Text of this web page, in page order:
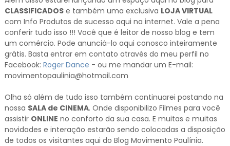
CLASSIFICADOSe também uma exclusiva LOJA VIRTUAL
com Info Produtos de sucesso aqui na internet. Vale a pena
conferir tudo isso !!! Você que é leitor de nosso blog e tem
um comércio. Pode anunciá-lo aqui conosco inteiramente
grátis. Basta entrar em contato através do meu perfil no
Facebook: Roger Dance - ou me mandar um E-mail:
movimentopaulinia@hotmail.com
Olha só além de tudo isso também continuarei postando na
nossa SALA de CINEMA. Onde disponibilizo Filmes para você
assistir ONLINE no conforto da sua casa. E muitas e muitas
novidades e interação estarão sendo colocadas a disposição
de todos os visitantes aqui do Blog Movimento Paulínia.